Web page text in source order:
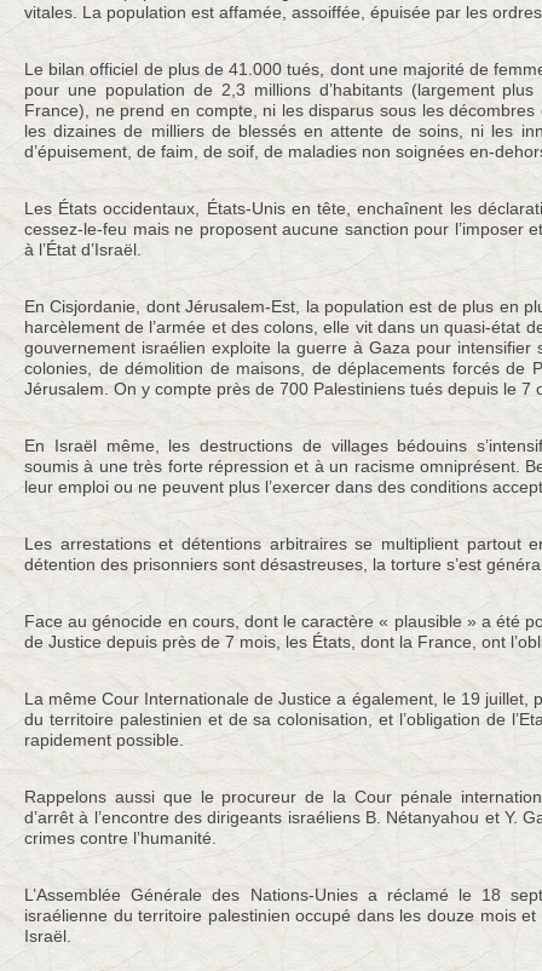
vitales. La population est affamée, assoiffée, épuisée par les
Le bilan officiel de plus de 41.000 tués, dont une majorité de
pour une population de 2,3 millions d’habitants (largement
France), ne prend en compte, ni les disparus sous les
les dizaines de milliers de blessés en attente de soins, ni les
d’épuisement, de faim, de soif, de maladies non soignées en-
Les États occidentaux, États-Unis en tête, enchaînent les
cessez-le-feu mais ne proposent aucune sanction pour l’imposer
à l’État d’Israël.
En Cisjordanie, dont Jérusalem-Est, la population est de plus en
harcèlement de l’armée et des colons, elle vit dans un quasi-état
gouvernement israélien exploite la guerre à Gaza pour intensifier
colonies, de démolition de maisons, de déplacements forcés de
Jérusalem. On y compte près de 700 Palestiniens tués depuis le 7
En Israël même, les destructions de villages bédouins
soumis à une très forte répression et à un racisme omniprésent.
leur emploi ou ne peuvent plus l’exercer dans des conditions
Les arrestations et détentions arbitraires se multiplient partout
détention des prisonniers sont désastreuses, la torture s’est
Face au génocide en cours, dont le caractère « plausible » a été
de Justice depuis près de 7 mois, les États, dont la France, ont
La même Cour Internationale de Justice a également, le 19 juillet,
du territoire palestinien et de sa colonisation, et l’obligation de
rapidement possible.
Rappelons aussi que le procureur de la Cour pénale
d’arrêt à l’encontre des dirigeants israéliens B. Nétanyahou et Y.
crimes contre l’humanité.
L’Assemblée Générale des Nations-Unies a réclamé le 18
israélienne du territoire palestinien occupé dans les douze mois
Israël.